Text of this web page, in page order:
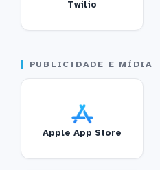
Twilio
PUBLICIDADE E MÍDIA
Apple App Store